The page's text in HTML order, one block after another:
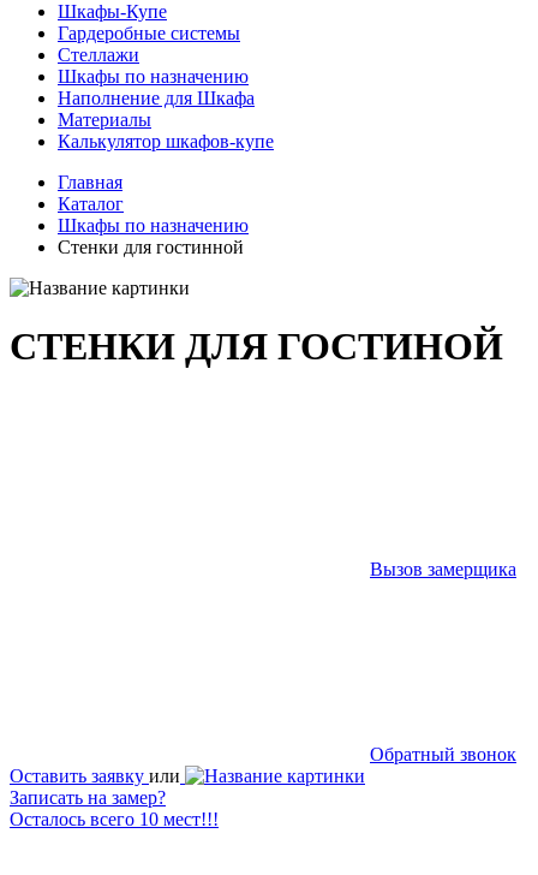
Шкафы-Купе
Гардеробные системы
Стеллажи
Шкафы по назначению
Наполнение для Шкафа
Материалы
Калькулятор шкафов-купе
Главная
Каталог
Шкафы по назначению
Стенки для гостинной
СТЕНКИ ДЛЯ ГОСТИНОЙ
Вызов замерщика
Обратный звонок
Оставить заявку или
Записать на замер?
Осталось всего 10 мест!!!